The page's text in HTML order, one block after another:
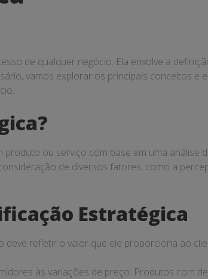
de qualquer negócio. Ela envolve a
vamos explorar os principais conceitos e
ou serviço com base em uma
de diversos fatores, como a
Estratégica
refletir o valor que ele proporciona ao
às variações de preço. Produtos com